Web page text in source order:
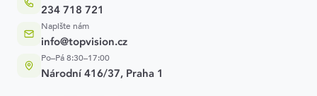
234 718 721
Napište nám
info@topvision.cz
Po–Pá 8:30–17:00
Národní 416/37, Praha 1